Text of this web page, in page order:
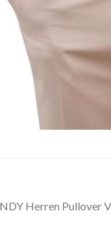
Herren Pullover